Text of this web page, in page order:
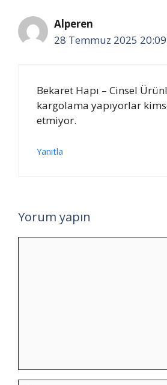
Alperen
28 Temmuz 2025 20:09
Bekaret Hapı – Cinsel
kargolama yapıyorlar
etmiyor.
Yanıtla
Yorum yapın